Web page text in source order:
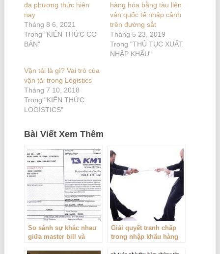
đa phương thức hiện
nay
Tháng 8 6, 2021
Trong "KIẾN THỨC CƠ
BẢN"
hàng hóa bằng tàu liên
vận quốc tế nhập cảnh
trên đường sắt
Tháng 5 23, 2019
Trong "THỦ TỤC XUẤT
NHẬP KHẨU"
Vận tải là gì? Vai trò của
vận tải trong Logistics
Tháng 7 10, 2018
Trong "KIẾN THỨC
LOGISTICS"
Bài Viết Xem Thêm
So sánh sự khác nhau
giữa master bill và
Giải quyết tranh chấp
trong nhập khẩu hàng